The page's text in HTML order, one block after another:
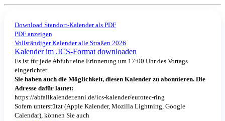
Download Standort-Kalender als PDF
PDF anzeigen
Vollständiger Kalender alle Straßen 2026
Kalender im .ICS-Format downloaden
Es ist für jede Abfuhr eine Erinnerung um 17:00 Uhr des Vortags
eingerichtet.
Sie haben auch die Möglichkeit, diesen Kalender zu abonnieren. Die
Adresse dafür lautet:
https://abfallkalender.enni.de/ics-kalender/eurotec-ring
Sofern unterstützt (Apple Kalender, Mozilla Lightning, Google
Calendar), können Sie auch